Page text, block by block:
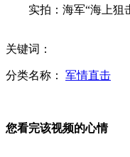
网传白领新标准月
实拍：海军“海上狙
关键词：
分类名称： 军情直击
您看完该视频的心情